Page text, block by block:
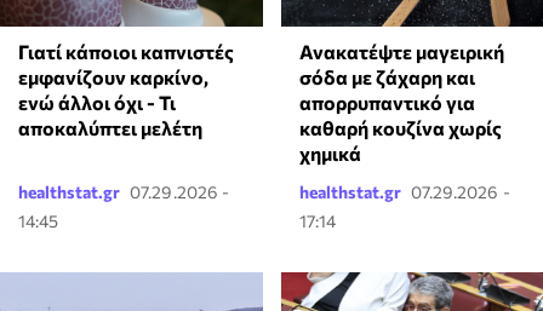
Γιατί κάποιοι καπνιστές
εμφανίζουν καρκίνο,
ενώ άλλοι όχι - Τι
αποκαλύπτει μελέτη
healthstat.gr 07.29.2026 -
14:45
Ανακατέψτε μαγειρική
σόδα με ζάχαρη και
απορρυπαντικό για
καθαρή κουζίνα χωρίς
χημικά
healthstat.gr 07.29.2026 -
17:14